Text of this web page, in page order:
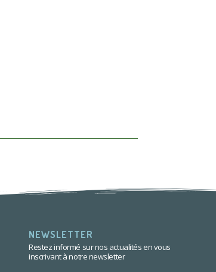
NEWSLETTER
Restez informé sur nos actualités en vous
inscrivant à notre newsletter